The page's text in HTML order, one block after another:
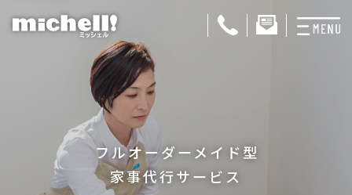
お料理代行
フルオーダーメイド型
家事代行サービス